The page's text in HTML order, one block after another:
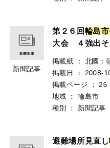
新聞記事
第２６回 輪島市
大会 ４強出そ
掲載紙 ：
北國：
掲載日
：
2008-
掲載ページ
：
26
地域
：
輪島市
種別
： 新聞記事
避難場所見直し